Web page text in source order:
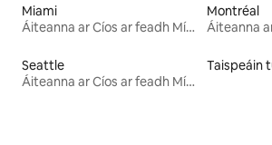
Miami
Áiteanna ar Cíos ar feadh Míosa
Montréal
Seattle
Áiteanna ar Cíos ar feadh Míosa
Taispeáin